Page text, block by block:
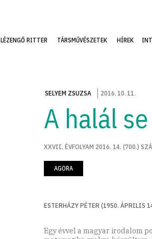
LÉZENGŐ RITTER TÁRSMŰVÉSZETEK HÍREK
SELYEM ZSUZSA 2016. 10. 11.
A halál se
XXVII. ÉVFOLYAM 2016. 14. (700.)
AGORA
ESTERHÁZY PÉTER (1950. ÁPRILIS
Egy évvel a magyar irodalom